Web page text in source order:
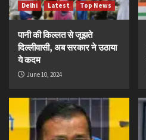
Delhi Latest Top News
पानी की किल्लत से जूझते
दिल्लीवासी, अब सरकार ने उठाया
ये कदम
June 10, 2024